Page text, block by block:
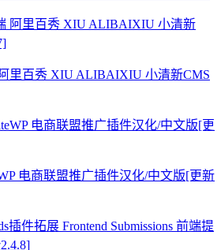
里百秀 XIU ALIBAIXIU 小清新CMS
电商联盟推广插件汉化/中文版[更新